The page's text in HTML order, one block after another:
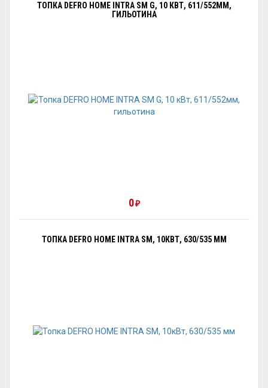
ТОПКА DEFRO HOME INTRA SM G, 10 КВТ, 611/552ММ,
ГИЛЬОТИНА
0₽
ТОПКА DEFRO HOME INTRA SM, 10КВТ, 630/535 ММ